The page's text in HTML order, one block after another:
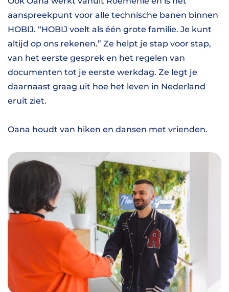
aanspreekpunt voor alle technische banen binnen
HOBIJ. “HOBIJ voelt als één grote familie. Je kunt
altijd op ons rekenen.” Ze helpt je stap voor stap,
van het eerste gesprek en het regelen van
documenten tot je eerste werkdag. Ze legt je
daarnaast graag uit hoe het leven in Nederland
eruit ziet.
Oana houdt van hiken en dansen met vrienden.